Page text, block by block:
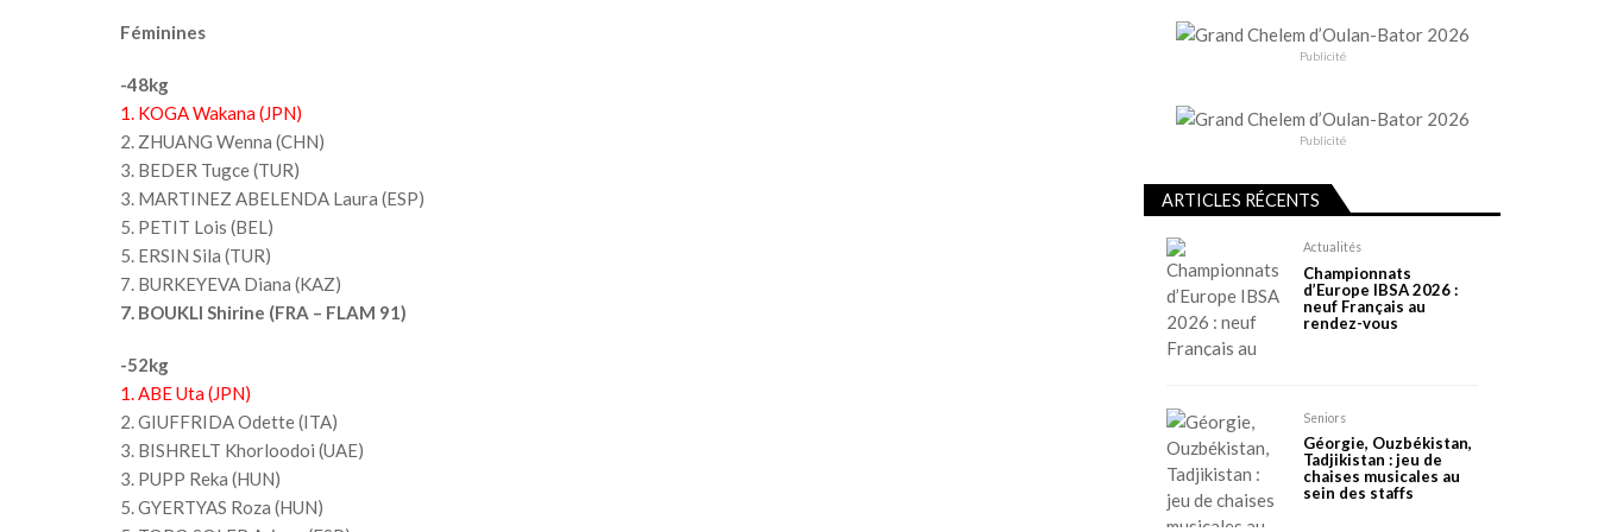
Féminines
-48kg
1. KOGA Wakana (JPN)
2. ZHUANG Wenna (CHN)
3. BEDER Tugce (TUR)
3. MARTINEZ ABELENDA Laura (ESP)
5. PETIT Lois (BEL)
5. ERSIN Sila (TUR)
7. BURKEYEVA Diana (KAZ)
7. BOUKLI Shirine (FRA – FLAM 91)
-52kg
1. ABE Uta (JPN)
2. GIUFFRIDA Odette (ITA)
3. BISHRELT Khorloodoi (UAE)
3. PUPP Reka (HUN)
5. GYERTYAS Roza (HUN)
Publicité
Publicité
ARTICLES RÉCENTS
Actualités
Championnats
d’Europe IBSA 2026 :
neuf Français au
rendez-vous
Seniors
Géorgie, Ouzbékistan,
Tadjikistan : jeu de
chaises musicales au
sein des staffs